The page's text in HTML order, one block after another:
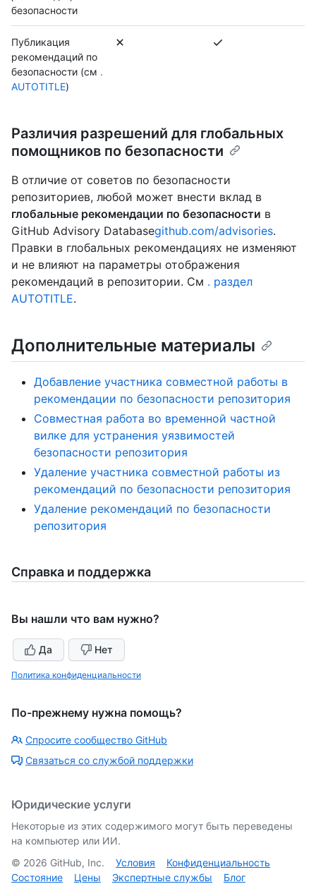
безопасности
Публикация
рекомендаций по
безопасности (см .
AUTOTITLE)
Различия разрешений для глобальных
помощников по безопасности
В отличие от советов по безопасности
репозиториев, любой может внести вклад в
глобальные рекомендации по безопасности в
GitHub Advisory Databasegithub.com/advisories.
Правки в глобальных рекомендациях не изменяют
и не влияют на параметры отображения
рекомендаций в репозитории. См . раздел
AUTOTITLE.
Дополнительные материалы
Добавление участника совместной работы в
рекомендации по безопасности репозитория
Совместная работа во временной частной
вилке для устранения уязвимостей
безопасности репозитория
Удаление участника совместной работы из
рекомендаций по безопасности репозитория
Удаление рекомендаций по безопасности
репозитория
Справка и поддержка
Вы нашли что вам нужно?
Да Нет
Политика конфиденциальности
По-прежнему нужна помощь?
Спросите сообщество GitHub
Связаться со службой поддержки
Юридические услуги
Некоторые из этих содержимого могут быть переведены
на компьютер или ИИ.
© 2026 GitHub, Inc. Условия
Конфиденциальность
Состояние
Цены Экспертные службы Блог